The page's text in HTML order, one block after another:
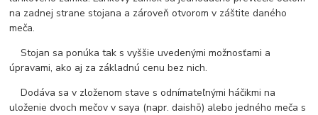
na zadnej strane stojana a zároveň otvorom v záštite daného
meča.
Stojan sa ponúka tak s vyššie uvedenými možnosťami a
úpravami, ako aj za základnú cenu bez nich.
Dodáva sa v zloženom stave s odnímateľnými háčikmi na
uloženie dvoch mečov v saya (napr. daishō) alebo jedného meča s